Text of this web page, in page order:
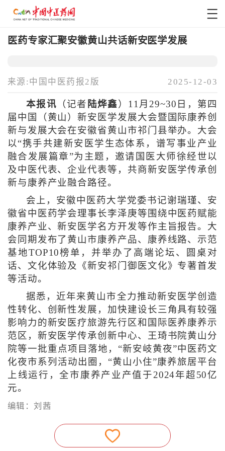
医药专家汇聚安徽黄山共话新安医学发展
来源:中国中医药报2版 2025-12-03
本报讯 （记者 陆烨鑫 ）11月29~30日，第四
届中国（黄山）新安医学发展大会暨国际康养创
新与发展大会在安徽省黄山市祁门县举办。大会
以“携手共建新安医学生态体系，谱写事业产业
融合发展篇章”为主题，邀请国医大师徐经世以
及中医代表、企业代表等，共商新安医学传承创
新与康养产业融合路径。
会上，安徽中医药大学党委书记谢瑞瑾、安
徽省中医药学会理事长李泽庚等围绕中医药赋能
康养产业、新安医学名方开发等作主旨报告。大
会同期发布了黄山市康养产品、康养线路、示范
基地TOP10榜单，并举办了高端论坛、圆桌对
话、文化体验及《新安祁门御医文化》专著首发
等活动。
据悉，近年来黄山市全力推动新安医学创造
性转化、创新性发展，加快建设长三角具有较强
影响力的新安医疗旅游先行区和国际医养康养示
范区，新安医学传承创新中心、王琦书院黄山分
院等一批重点项目落地，“新安岐黄夜”中医药文
化夜市系列活动出圈，“黄山小住”康养旅居平台
上线运行，全市康养产业产值于2024年超50亿
元。
编辑：刘茜